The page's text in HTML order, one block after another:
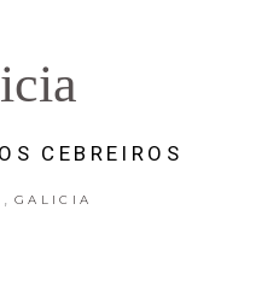
CEBREIROS
, GALICIA